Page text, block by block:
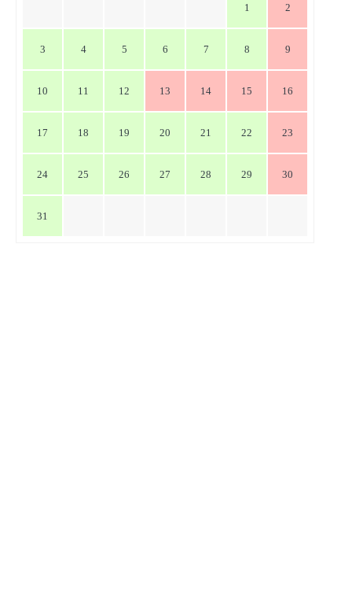
1 2
3 4 5 6 7 8 9
10 11 12 13 14 15 16
17 18 19 20 21 22 23
24 25 26 27 28 29 30
31